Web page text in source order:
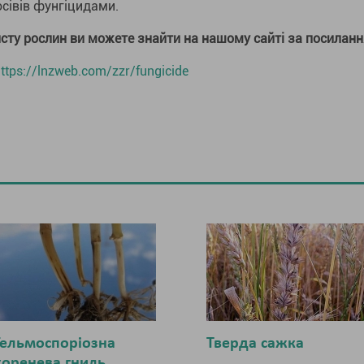
фунгіцидами.
рослин ви можете знайти на нашому сайті за
lnzweb.com/zzr/fungicide
Тверда сажка